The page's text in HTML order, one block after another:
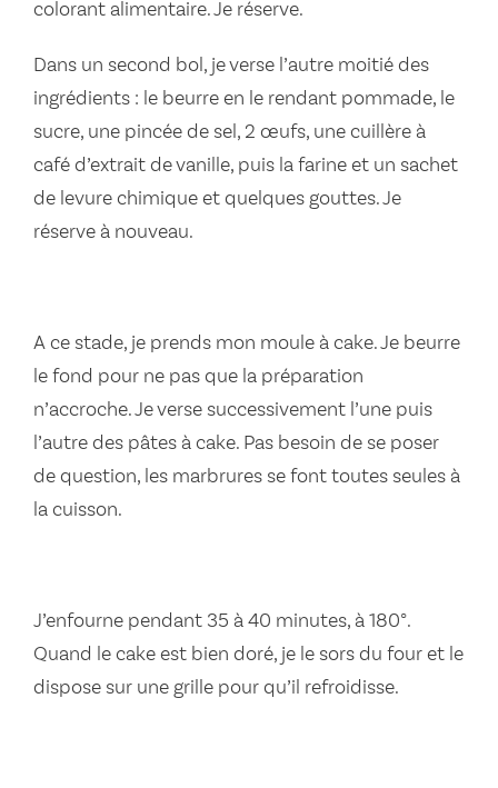
colorant alimentaire. Je réserve.
Dans un second bol, je verse l’autre moitié des
ingrédients : le beurre en le rendant pommade, le
sucre, une pincée de sel, 2 œufs, une cuillère à
café d’extrait de vanille, puis la farine et un sachet
de levure chimique et quelques gouttes. Je
réserve à nouveau.
A ce stade, je prends mon moule à cake. Je beurre
le fond pour ne pas que la préparation
n’accroche. Je verse successivement l’une puis
l’autre des pâtes à cake. Pas besoin de se poser
de question, les marbrures se font toutes seules à
la cuisson.
J’enfourne pendant 35 à 40 minutes, à 180°.
Quand le cake est bien doré, je le sors du four et le
dispose sur une grille pour qu’il refroidisse.